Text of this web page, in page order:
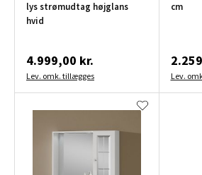
lys strømudtag højglans
hvid
4.999,00 kr.
Lev. omk. tillægges
cm
Lev.